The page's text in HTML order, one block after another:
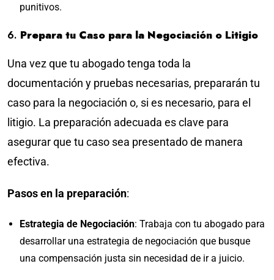
punitivos.
6. Prepara tu Caso para la Negociación o Litigio
Una vez que tu abogado tenga toda la
documentación y pruebas necesarias, prepararán tu
caso para la negociación o, si es necesario, para el
litigio. La preparación adecuada es clave para
asegurar que tu caso sea presentado de manera
efectiva.
Pasos en la preparación:
Estrategia de Negociación: Trabaja con tu abogado para
desarrollar una estrategia de negociación que busque
una compensación justa sin necesidad de ir a juicio.